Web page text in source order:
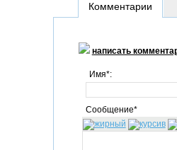
Комментарии
написать
Имя*:
Сообщение*